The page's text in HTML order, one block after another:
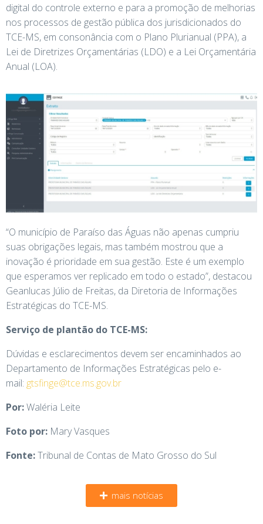
digital do controle externo e para a promoção de melhorias
nos processos de gestão pública dos jurisdicionados do
TCE-MS, em consonância com o Plano Plurianual (PPA), a
Lei de Diretrizes Orçamentárias (LDO) e a Lei Orçamentária
Anual (LOA).
“O município de Paraíso das Águas não apenas cumpriu
suas obrigações legais, mas também mostrou que a
inovação é prioridade em sua gestão. Este é um exemplo
que esperamos ver replicado em todo o estado”, destacou
Geanlucas Júlio de Freitas, da Diretoria de Informações
Estratégicas do TCE-MS.
Serviço de plantão do TCE-MS:
Dúvidas e esclarecimentos devem ser encaminhados ao
Departamento de Informações Estratégicas pelo e-
mail: gtsfinge@tce.ms.gov.br
Por:Waléria Leite
Foto por: Mary Vasques
Fonte:Tribunal de Contas de Mato Grosso do Sul
mais notícias